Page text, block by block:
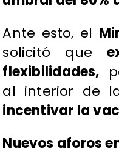
Ante esto, el
solicitó que
flexibilidades,
al interior de
incentivar la
Nuevos aforos